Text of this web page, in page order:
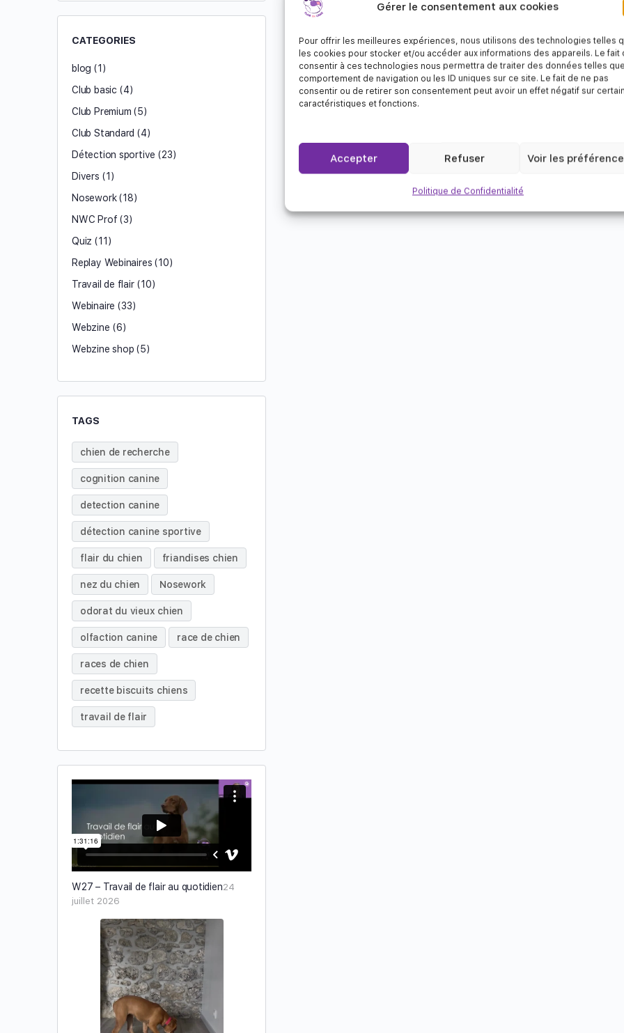
Gérer le consentement aux cookies
Pour offrir les meilleures expériences, nous utilisons des technologies telles
les cookies pour stocker et/ou accéder aux informations des appareils. Le fait
consentir à ces technologies nous permettra de traiter des données telles
comportement de navigation ou les ID uniques sur ce site. Le fait de ne pas
consentir ou de retirer son consentement peut avoir un effet négatif sur
caractéristiques et fonctions.
Accepter Refuser Voir les
Politique de Confidentialité
CATEGORIES
blog (1)
Club basic (4)
Club Premium (5)
Club Standard (4)
Détection sportive (23)
Divers (1)
Nosework(18)
NWC Prof (3)
Quiz (11)
Replay Webinaires (10)
Travail de flair(10)
Webinaire (33)
Webzine (6)
Webzine shop (5)
TAGS
chien de recherche
cognition canine
detection canine
détection canine sportive
flair du chien friandises chien
nez du chien Nosework
odorat du vieux chien
olfaction canine race de chien
races de chien
recette biscuits chiens
travail de flair
W27 – Travail de flair au quotidien24
juillet 2026